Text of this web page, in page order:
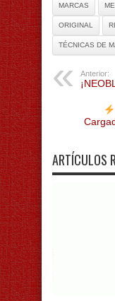
MARCAS
ORIGINAL
TÉCNICAS DE
Anterior:
ARTÍCULOS